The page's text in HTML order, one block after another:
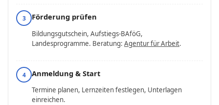
3 Förderung prüfen
Bildungsgutschein, Aufstiegs-BAföG,
Landesprogramme. Beratung: Agentur für Arbeit.
4 Anmeldung & Start
Termine planen, Lernzeiten festlegen, Unterlagen
einreichen.